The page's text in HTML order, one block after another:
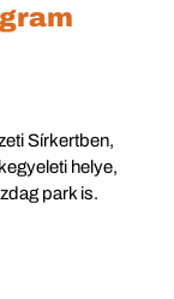
Sírkertben,
helye,
park is.